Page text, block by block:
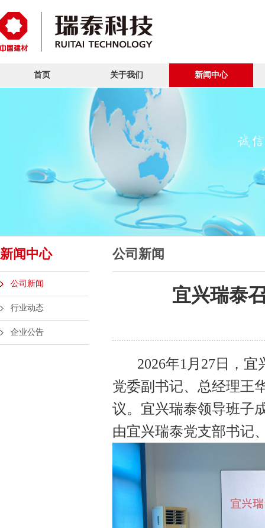
首页 关于我们 新闻中心
新闻中心
公司新闻
行业动态
企业公告
公司新闻
宜兴瑞泰
2026年1月27日，宜
党委副书记、总经理王
议。宜兴瑞泰领导班子
由宜兴瑞泰党支部书记